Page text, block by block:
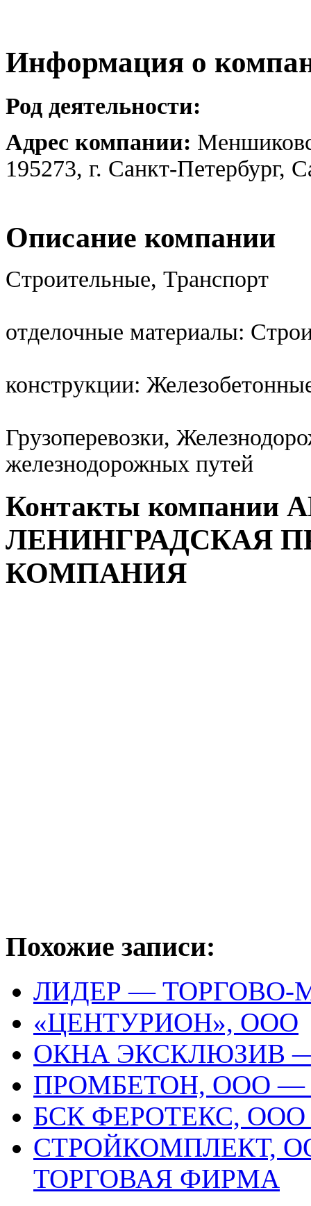
Информация о
Род деятельности:
Адрес компании:
195273, г. Санкт-Петербург,
Описание компании
Строительные, Транспорт
отделочные материалы:
конструкции:
Грузоперевозки,
железнодорожных путей
Контакты
ЛЕНИНГРАДСКАЯ
КОМПАНИЯ
Похожие записи:
ЛИДЕР —
«ЦЕНТУРИОН», ООО
ОКНА ЭКСКЛЮЗИВ
ПРОМБЕТОН, ООО
БСК ФЕРОТЕКС,
СТРОЙКОМПЛЕКТ,
ТОРГОВАЯ ФИРМА